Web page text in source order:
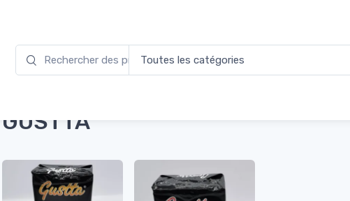
GUSTTA